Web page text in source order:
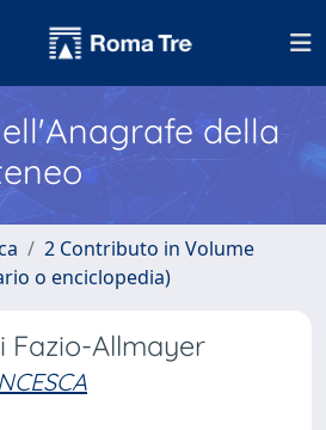
della
2 Contributo in Volume
o enciclopedia)
Fazio-Allmayer